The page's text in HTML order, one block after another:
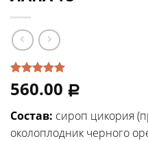
Рейтинг
5.00из 5
опроса
1
560.00 Р
Состав: сироп цикория
околоплодник черного